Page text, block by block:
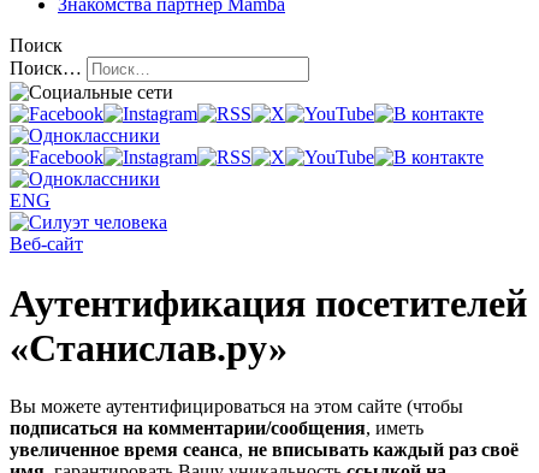
Знакомства партнёр Mamba
Поиск
Поиск…
ENG
Веб-сайт
Аутентификация посетителей
«Станислав.ру»
Вы можете аутентифицироваться на этом сайте (чтобы
подписаться на комментарии/сообщения, иметь
увеличенное время сеанса, не вписывать каждый раз своё